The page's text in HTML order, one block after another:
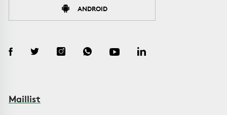
ANDROID
Maillist